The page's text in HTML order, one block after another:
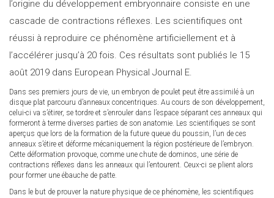
l’origine du développement embryonnaire consiste en une
cascade de contractions réflexes. Les scientifiques ont
réussi à reproduire ce phénomène artificiellement et à
l’accélérer jusqu’à 20 fois. Ces résultats sont publiés le 15
août 2019 dans European Physical Journal E.
Dans ses premiers jours de vie, un embryon de poulet peut être assimilé à un
disque plat parcouru d’anneaux concentriques. Au cours de son développement,
celui-ci va s’étirer, se tordre et s’enrouler dans l’espace séparant ces anneaux qui
formeront à terme diverses parties de son anatomie. Les scientifiques se sont
aperçus que lors de la formation de la future queue du poussin, l’un de ces
anneaux s’étire et déforme mécaniquement la région postérieure de l’embryon.
Cette déformation provoque, comme une chute de dominos, une série de
contractions réflexes dans les anneaux qui l’entourent. Ceux-ci se plient alors
pour former une ébauche de patte.
Dans le but de prouver la nature physique de ce phénomène, les scientifiques